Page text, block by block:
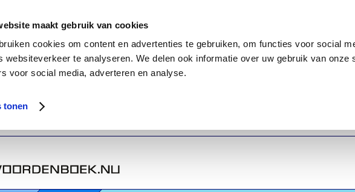
maakt gebruik van cookies
cookies om content en advertenties te gebruiken, om functies voor social
websiteverkeer te analyseren. We delen ook informatie over uw gebruik van onze
voor social media, adverteren en analyse.
tonen